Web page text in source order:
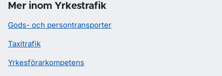
Mer inom Yrkestrafik
Gods- och persontransporter
Taxitrafik
Yrkesförarkompetens